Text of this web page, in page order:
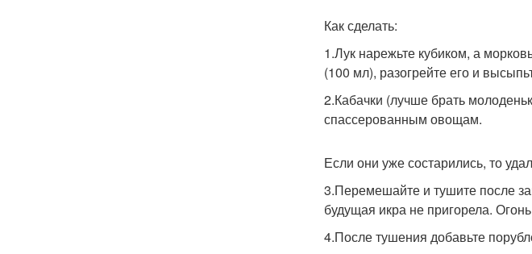
Как сделать:
1.Лук нарежьте кубиком, а
(100 мл), разогрейте его и
2.Кабачки (лучше брать
спассерованным овощам.
Если они уже состарились, то
3.Перемешайте и тушите после
будущая икра не пригорела.
4.После тушения добавьте